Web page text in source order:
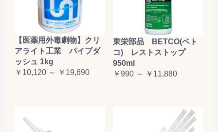
【医薬用外毒劇物】クリ
アライト工業 パイプダ
ッシュ 1kg
￥10,120 ～ ￥19,690
東栄部品 BETCO(ベト
コ) レストストップ
950ml
￥990 ～ ￥11,880